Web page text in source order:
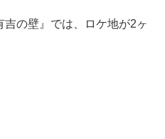
の壁』では、ロケ地が2ヶ